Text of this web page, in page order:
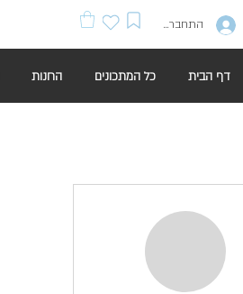
התחברות
דף הבית כל המתכונים החנות